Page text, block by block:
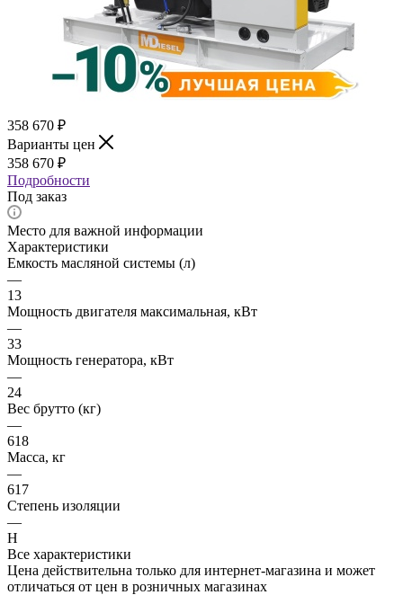
358 670 ₽
Варианты цен
358 670 ₽
Подробности
Под заказ
Место для важной информации
Характеристики
Емкость масляной системы (л)
—
13
Мощность двигателя максимальная, кВт
—
33
Мощность генератора, кВт
—
24
Вес брутто (кг)
—
618
Масса, кг
—
617
Степень изоляции
—
H
Все характеристики
Цена действительна только для интернет-магазина и может
отличаться от цен в розничных магазинах